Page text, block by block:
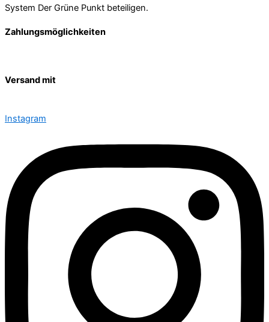
System Der Grüne Punkt beteiligen.
Zahlungsmöglichkeiten
Versand mit
Instagram